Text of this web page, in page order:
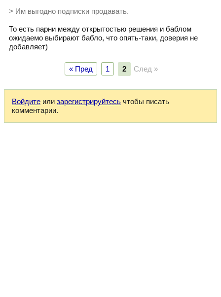
> Им выгодно подписки продавать.
То есть парни между открытостью решения и баблом
ожидаемо выбирают бабло, что опять-таки, доверия не
добавляет)
« Пред 1 2 След »
Войдите или зарегистрируйтесь чтобы писать
комментарии.